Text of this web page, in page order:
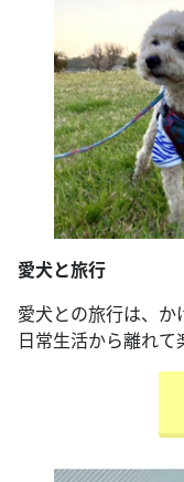
愛犬と旅行
愛犬との旅行は、か
日常生活から離れて